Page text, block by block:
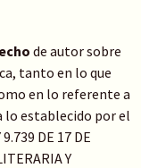
de autor sobre
tanto en lo que
en lo referente a
lo establecido por el
DE 17 DE
Y